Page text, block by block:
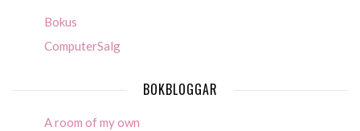
Bokus
ComputerSalg
BOKBLOGGAR
A room of my own